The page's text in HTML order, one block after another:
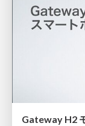
Gateway H2